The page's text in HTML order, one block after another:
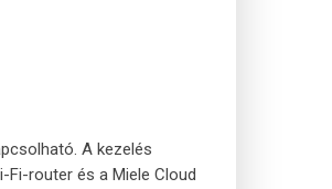
A kezelés
router és a Miele Cloud